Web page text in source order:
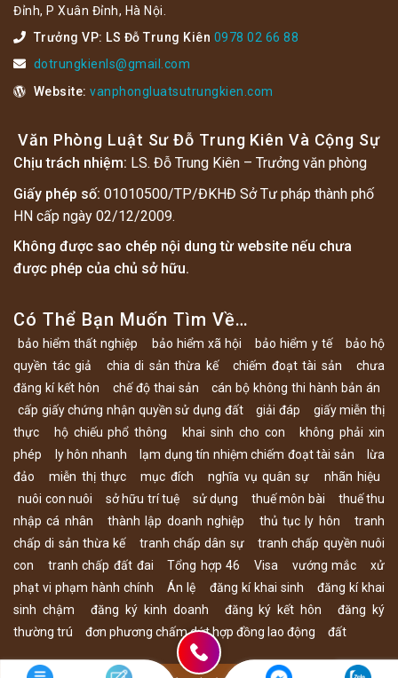
Đỉnh, P Xuân Đỉnh, Hà Nội.
Trưởng VP: LS Đỗ Trung Kiên 0978 02 66 88
dotrungkienls@gmail.com
Website: vanphongluatsutrungkien.com
Văn Phòng Luật Sư Đỗ Trung Kiên Và Cộng Sự
Chịu trách nhiệm: LS. Đỗ Trung Kiên – Trưởng văn phòng
Giấy phép số: 01010500/TP/ĐKHĐ Sở Tư pháp thành phố
HN cấp ngày 02/12/2009.
Không được sao chép nội dung từ website nếu chưa
được phép của chủ sở hữu.
Có Thể Bạn Muốn Tìm Về…
bảo hiểm thất nghiệp bảo hiểm xã hội bảo hiểm y tế
bảo hộ
quyền tác giả
chia di sản thừa kế chiếm đoạt tài sản
chưa
đăng kí kết hôn
chế độ thai sản
cán bộ không thi hành bản án
cấp giấy chứng nhận quyền sử dụng đất
giải đáp
giấy miễn thị
thực
hộ chiếu phổ thông khai sinh cho con
không phải xin
phép
ly hôn nhanh lạm dụng tín nhiệm chiếm đoạt tài sản
lừa
đảo
miễn thị thực mục đích nghĩa vụ quân sự
nhãn hiệu
nuôi con nuôi
sở hữu trí tuệ sử dụng thuế môn bài
thuế thu
nhập cá nhân
thành lập doanh nghiệp thủ tục ly hôn
tranh
chấp di sản thừa kế
tranh chấp dân sự
tranh chấp quyền nuôi
con
tranh chấp đất đai Tổng hợp 46 Visa vướng mắc
xử
phạt vi phạm hành chính
Án lệ đăng kí khai sinh
đăng kí khai
sinh chậm
đăng ký kinh doanh đăng ký kết hôn
đăng ký
thường trú
đơn phương chấm dứt hợp đồng lao động đất